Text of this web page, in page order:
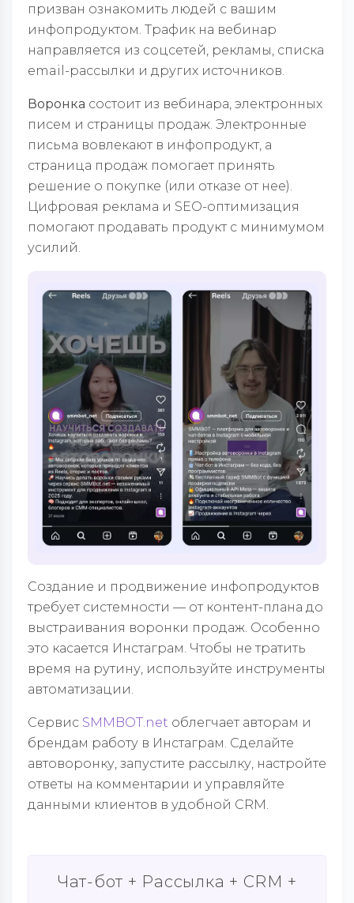
призван ознакомить людей с вашим
инфопродуктом. Трафик на вебинар
направляется из соцсетей, рекламы, списка
email-рассылки и других источников.
Воронка состоит из вебинара, электронных
писем и страницы продаж. Электронные
письма вовлекают в инфопродукт, а
страница продаж помогает принять
решение о покупке (или отказе от нее).
Цифровая реклама и SEO-оптимизация
помогают продавать продукт с минимумом
усилий.
Создание и продвижение инфопродуктов
требует системности — от контент-плана до
выстраивания воронки продаж. Особенно
это касается Инстаграм. Чтобы не тратить
время на рутину, используйте инструменты
автоматизации.
Сервис SMMBOT.net облегчает авторам и
брендам работу в Инстаграм. Сделайте
автоворонку, запустите рассылку, настройте
ответы на комментарии и управляйте
данными клиентов в удобной CRM.
Чат-бот + Рассылка + CRM +